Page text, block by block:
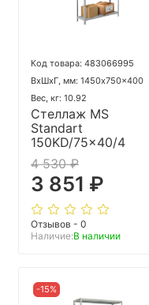
Код товара: 483066995
ВхШхГ, мм: 1450x750x400
Вес, кг: 10.92
Стеллаж MS
Standart
150KD/75x40/4
4 530 ₽
3 851 ₽
Отзывов - 0
Наличие:В наличии
-15%